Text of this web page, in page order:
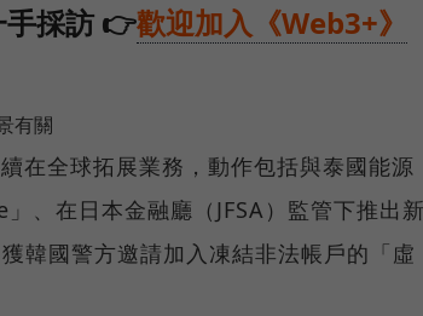
手採訪 👉歡迎加入《Web3+》
有關
在全球拓展業務，動作包括與泰國能源
、在日本金融廳（JFSA）監管下推出
韓國警方邀請加入凍結非法帳戶的「虛